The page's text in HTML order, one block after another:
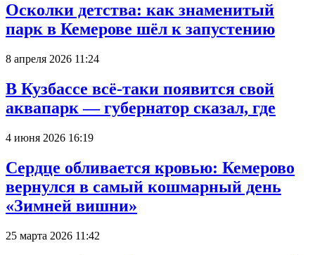
Осколки детства: как знаменитый
парк в Кемерове шёл к запустению
8 апреля 2026 11:24
В Кузбассе всё-таки появится свой
аквапарк — губернатор сказал, где
4 июня 2026 16:19
Сердце обливается кровью: Кемерово
вернулся в самый кошмарный день
«Зимней вишни»
25 марта 2026 11:42